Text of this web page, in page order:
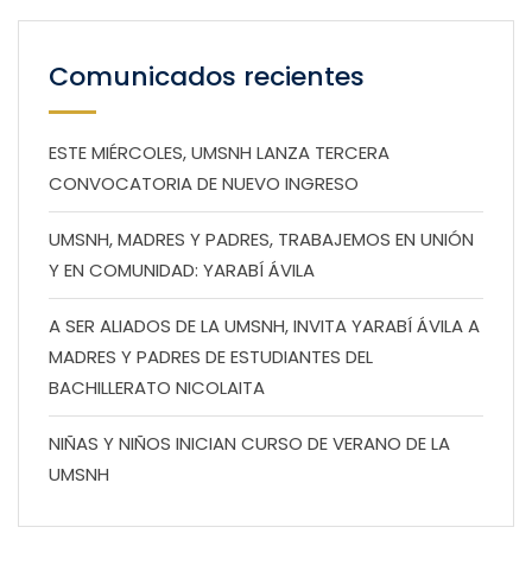
Comunicados recientes
ESTE MIÉRCOLES, UMSNH LANZA TERCERA
CONVOCATORIA DE NUEVO INGRESO
UMSNH, MADRES Y PADRES, TRABAJEMOS EN UNIÓN
Y EN COMUNIDAD: YARABÍ ÁVILA
A SER ALIADOS DE LA UMSNH, INVITA YARABÍ ÁVILA A
MADRES Y PADRES DE ESTUDIANTES DEL
BACHILLERATO NICOLAITA
NIÑAS Y NIÑOS INICIAN CURSO DE VERANO DE LA
UMSNH